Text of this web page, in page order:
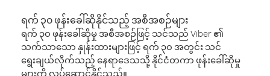
ရက် ၃၀ ဖုန်းခေါ်ဆိုနိုင်သည့် အစီအစဉ်များ
ရက် ၃၀ ဖုန်းခေါ်ဆိုမှု အစီအစဉ်ဖြင့် သင်သည် Viber ၏
သက်သာသော နှုန်းထားများဖြင့် ရက် ၃၀ အတွင်း သင်
ရွေးချယ်လိုက်သည့် နေရာဒေသသို့ နိုင်ငံတကာ ဖုန်းခေါ်ဆိုမှု
များကို လုပ်ဆောင်နိုင်သည်။